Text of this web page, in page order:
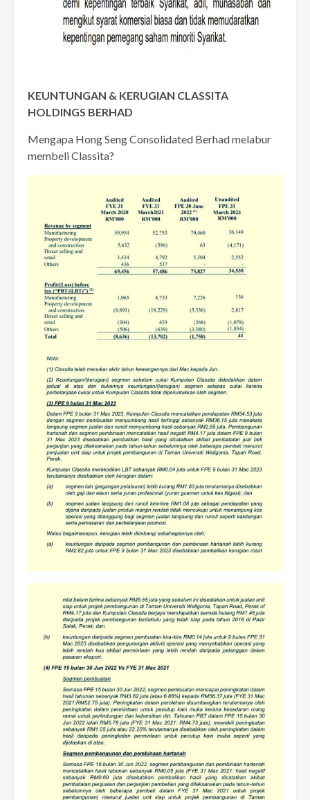
KEUNTUNGAN & KERUGIAN CLASSITA
HOLDINGS BERHAD
Mengapa Hong Seng Consolidated Berhad melabur
membeli Classita?